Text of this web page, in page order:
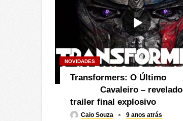
NOVIDADES
Transformers: O Último
Cavaleiro – revelado
trailer final explosivo
Caio Souza 9 anos atrás